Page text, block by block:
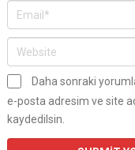
Daha sonraki
e-posta adresim ve site
kaydedilsin.